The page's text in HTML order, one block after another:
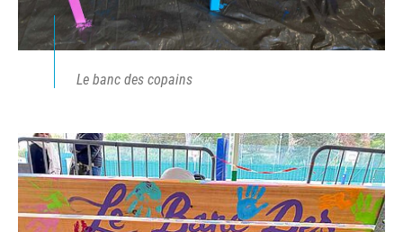
Le banc des copains